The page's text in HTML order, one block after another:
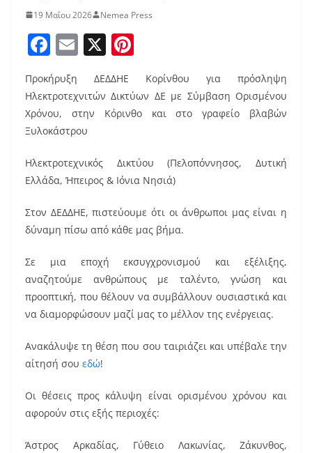
19 Μαΐου 2026 Nemea Press
F
a
c
e
b
o
o
E
ai
l
X
er
e
Προκήρυξη ΔΕΔΔΗΕ Κορίνθου για πρόσληψη
Ηλεκτροτεχνιτών Δικτύων ΔΕ με Σύμβαση Ορισμένου
Χρόνου, στην Κόρινθο και στο γραφείο βλαβών
Ξυλοκάστρου
Ηλεκτροτεχνικός Δικτύου (Πελοπόννησος, Δυτική
Ελλάδα, Ήπειρος & Ιόνια Νησιά)
Στον ΔΕΔΔΗΕ, πιστεύουμε ότι οι άνθρωποι μας είναι η
δύναμη πίσω από κάθε μας βήμα.
Σε μια εποχή εκσυγχρονισμού και εξέλιξης,
αναζητούμε ανθρώπους με ταλέντο, γνώση και
προοπτική, που θέλουν να συμβάλλουν ουσιαστικά και
να διαμορφώσουν μαζί μας το μέλλον της ενέργειας.
Ανακάλυψε τη θέση που σου ταιριάζει και υπέβαλε την
αίτησή σου εδώ!
Οι θέσεις προς κάλυψη είναι ορισμένου χρόνου και
αφορούν στις εξής περιοχές:
Άστρος Αρκαδίας, Γύθειο Λακωνίας, Ζάκυνθος,